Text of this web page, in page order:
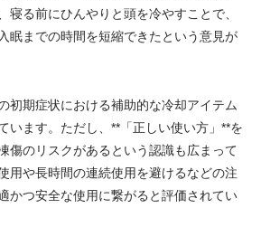
寝る前にひんやりと頭を冷やすことで、
眠までの時間を短縮できたという意見が
初期症状における補助的な冷却アイテム
います。ただし、**「正しい使い方」**を
傷のリスクがあるという認識も広まって
用や長時間の連続使用を避けるなどの注
かつ安全な使用に繋がると評価されてい